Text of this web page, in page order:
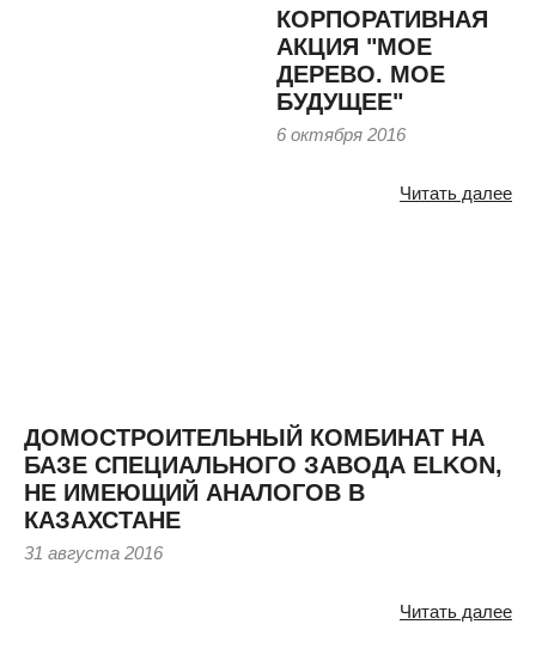
КОРПОРАТИВНАЯ
АКЦИЯ "МОЕ
ДЕРЕВО. МОЕ
БУДУЩЕЕ"
6 октября 2016
Читать далее
ДОМОСТРОИТЕЛЬНЫЙ КОМБИНАТ НА
БАЗЕ СПЕЦИАЛЬНОГО ЗАВОДА ELKON,
НЕ ИМЕЮЩИЙ АНАЛОГОВ В
КАЗАХСТАНЕ
31 августа 2016
Читать далее